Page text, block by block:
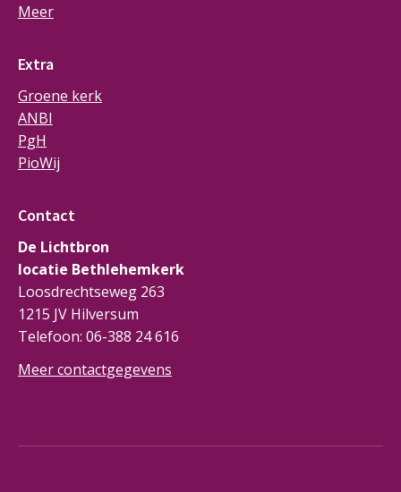
Meer
Extra
Groene kerk
ANBI
PgH
PioWij
Contact
De Lichtbron
locatie Bethlehemkerk
Loosdrechtseweg 263
1215 JV Hilversum
Telefoon: 06-388 24 616
Meer contactgegevens